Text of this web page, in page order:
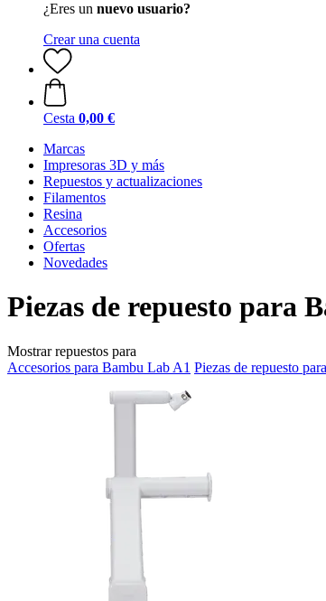
¿Eres un nuevo usuario?
Crear una cuenta
Cesta 0,00 €
Marcas
Impresoras 3D y más
Repuestos y actualizaciones
Filamentos
Resina
Accesorios
Ofertas
Novedades
Piezas de repuesto para
Mostrar repuestos para
Accesorios para Bambu Lab A1 Piezas de repuesto